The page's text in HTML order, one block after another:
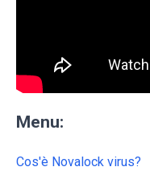
Menu:
Cos'è Novalock virus?